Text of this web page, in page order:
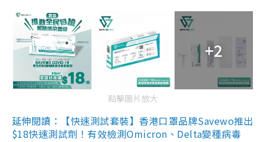
+2
點擊圖片放大
延伸閱讀：【快速測試套裝】香港口罩品牌Savewo推出
$18快速測試劑！有效檢測Omicron、Delta變種病毒